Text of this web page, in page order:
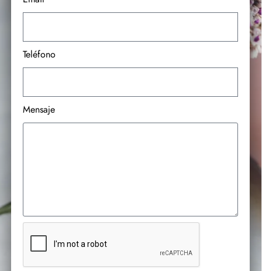
Teléfono
Mensaje